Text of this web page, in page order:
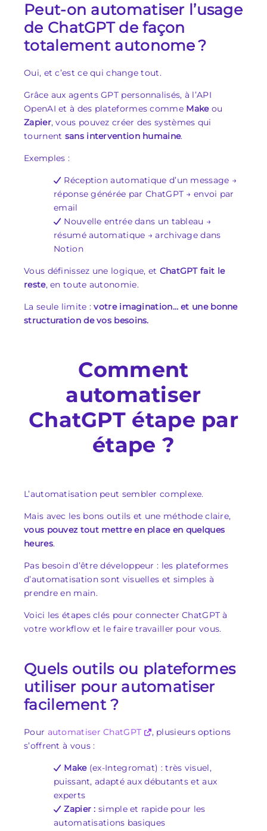
Peut-on automatiser l’usage
de ChatGPT de façon
totalement autonome ?
Oui, et c’est ce qui change tout.
Grâce aux agents GPT personnalisés, à l’API
OpenAI et à des plateformes comme Makeou
Zapier, vous pouvez créer des systèmes qui
tournent sans intervention humaine.
Exemples :
Réception automatique d’un message →
réponse générée par ChatGPT → envoi par
email
Nouvelle entrée dans un tableau →
résumé automatique → archivage dans
Notion
Vous définissez une logique, et ChatGPT fait le
reste, en toute autonomie.
La seule limite :votre imagination… et une bonne
structuration de vos besoins.
Comment
automatiser
ChatGPT étape par
étape ?
L’automatisation peut sembler complexe.
Mais avec les bons outils et une méthode claire,
vous pouvez tout mettre en place en quelques
heures.
Pas besoin d’être développeur : les plateformes
d’automatisation sont visuelles et simples à
prendre en main.
Voici les étapes clés pour connecter ChatGPT à
votre workflow et le faire travailler pour vous.
Quels outils ou plateformes
utiliser pour automatiser
facilement ?
Pour automatiser ChatGPT
, plusieurs options
s’offrent à vous :
Make(ex-Integromat) : très visuel,
puissant, adapté aux débutants et aux
experts
Zapier : simple et rapide pour les
automatisations basiques